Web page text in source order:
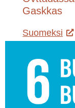
Gaskkas
Suomeksi